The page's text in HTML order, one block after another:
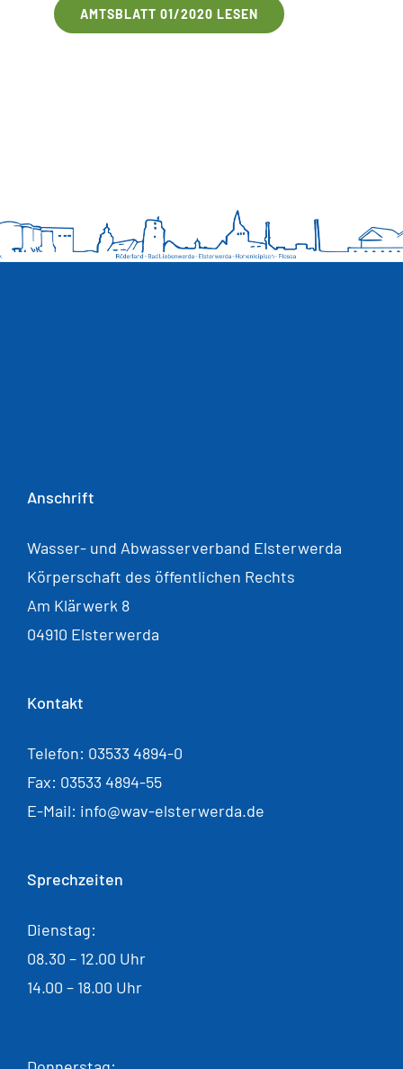
AMTSBLATT 01/2020 LESEN
Anschrift
Wasser- und Abwasserverband Elsterwerda
Körperschaft des öffentlichen Rechts
Am Klärwerk 8
04910 Elsterwerda
Kontakt
Telefon: 03533 4894-0
Fax: 03533 4894-55
E-Mail: info@wav-elsterwerda.de
Sprechzeiten
Dienstag:
08.30 – 12.00 Uhr
14.00 – 18.00 Uhr